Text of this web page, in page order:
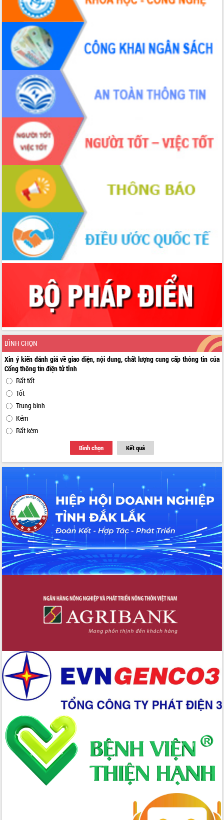
BÌNH CHỌN
Xin ý kiến đánh giá về giao diện, nội dung, chất lượng cung cấp thông tin của
Cổng thông tin điện tử tỉnh
Rất tốt
Tốt
Trung bình
Kém
Rất kém
Bình chọn Kết quả